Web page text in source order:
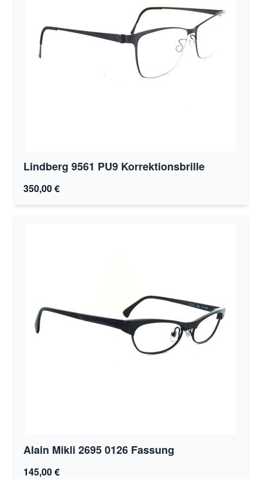
Lindberg 9561 PU9 Korrektionsbrille
350,00 €
Alain Mikli 2695 0126 Fassung
145,00 €